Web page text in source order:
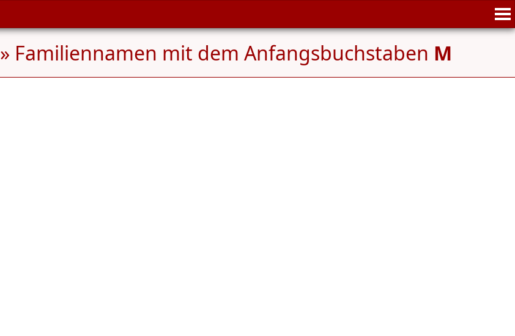
» Familiennamen mit dem Anfangsbuchstaben M